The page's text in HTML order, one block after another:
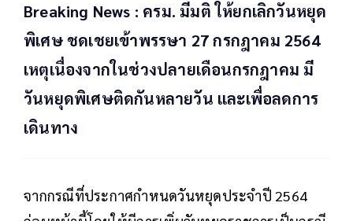
Breaking News : ครม. มีมติ ให้ยกเลิกวันหยุด
พิเศษ ชดเชยเข้าพรรษา 27 กรกฎาคม 2564
เหตุเนื่องจากในช่วงปลายเดือนกรกฎาคม มี
วันหยุดพิเศษติดกันหลายวัน และเพื่อลดการ
เดินทาง
จากกรณีที่ประกาศกำหนดวันหยุดประจำปี 2564